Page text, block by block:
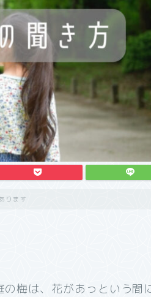
ります
梅は、花があっという間